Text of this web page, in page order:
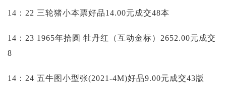
14：22 三轮猪小本票好品14.00元成交48本
14：23 1965年拾圆 牡丹红（互动金标）2652.00元成交
8
14：24 五牛图小型张(2021-4M)好品9.00元成交43版